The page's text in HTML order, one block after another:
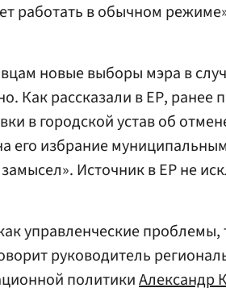
работать в обычном
новые выборы мэра в
Как рассказали в ЕР, ранее
в городской устав об
его избрание
Источник в ЕР не
управленческие
руководитель
политикиАлександр